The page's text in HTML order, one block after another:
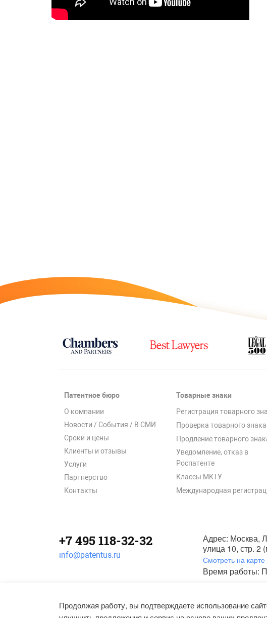
Патентное бюро
О компании
Новости / События / В СМИ
Сроки и цены
Клиенты и отзывы
Услуги
Партнерство
Контакты
Товарные знаки
Регистрация товарного
Проверка товарного знака
Продление товарного
Уведомление, отказ в
Роспатенте
Классы МКТУ
Международная
+7 495 118-32-32
info@patentus.ru
Адрес: Москва,
улица 10, стр. 2
Смотреть на карте
Время работы:
Все права защищены.
Продолжая работу, вы подтверждаете использование